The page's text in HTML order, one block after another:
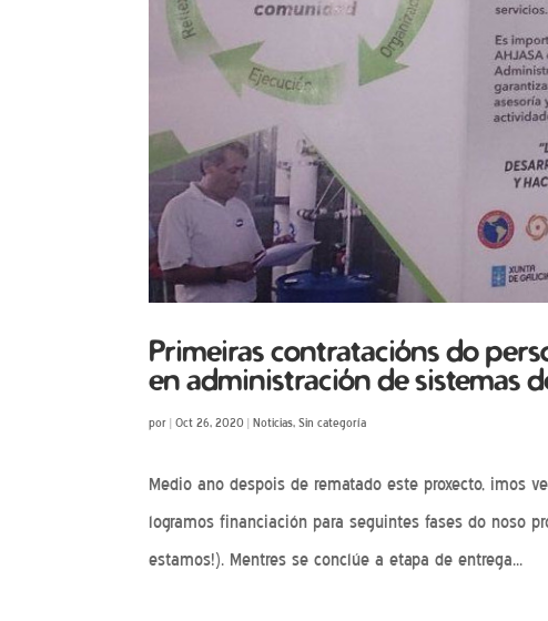
Primeiras contratacións do
en administración de sistemas
por|Oct 26, 2020 |Noticias,Sin categoría
Medio ano despois de rematado este proxecto, imos
logramos financiación para seguintes fases do noso
estamos!). Mentres se conclúe a etapa de entrega...